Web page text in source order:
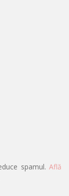
spamul. Află